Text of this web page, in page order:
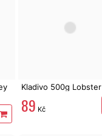
Kladivo 500g Lobster
89 Kč